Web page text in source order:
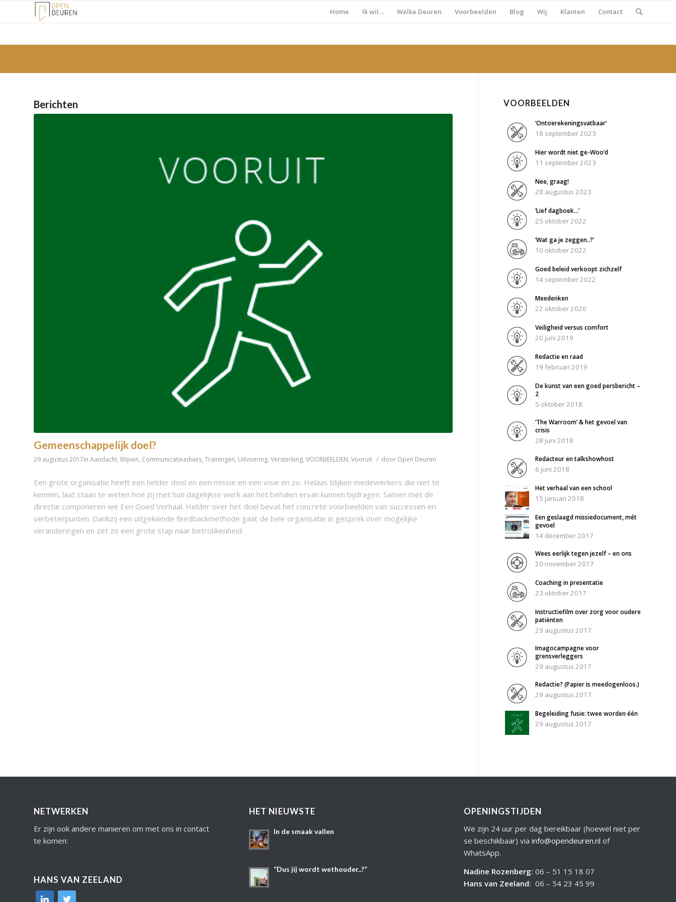
Home Ik wil… Welke Deuren Voorbeelden Blog Wij Klanten Contact
Berichten
Gemeenschappelijk doel?
29 augustus 2017in Aandacht, Blijven, Communicatieadvies, Trainingen, Uitvoering, Versterking, VOORBEELDEN, Vooruit / door Open Deuren
Een grote organisatie heeft een helder doel en een missie en een visie en zo. Helaas blijken medewerkers die niet te
kennen, laat staan te weten hoe zij met hun dagelijkse werk aan het behalen ervan kunnen bijdragen. Samen met de
directie componeren we Een Goed Verhaal. Helder over het doel bevat het concrete voorbeelden van successen en
verbeterpunten. Dankzij een uitgekiende feedbackmethode gaat de hele organisatie in gesprek over mogelijke
veranderingen en zet zo een grote stap naar betrokkenheid.
VOORBEELDEN
‘Ontoerekeningsvatbaar’
18 september 2023
Hier wordt niet ge-Woo’d
11 september 2023
Nee, graag!
28 augustus 2023
‘Lief dagboek…’
25 oktober 2022
‘Wat ga je zeggen..?’
10 oktober 2022
Goed beleid verkoopt zichzelf
14 september 2022
Meedenken
22 oktober 2020
Veiligheid versus comfort
20 juni 2019
Redactie en raad
19 februari 2019
De kunst van een goed persbericht –
2
5 oktober 2018
‘The Warroom’ & het gevoel van
crisis
28 juni 2018
Redacteur en talkshowhost
6 juni 2018
Het verhaal van een school
15 januari 2018
Een geslaagd missiedocument, mét
gevoel
14 december 2017
Wees eerlijk tegen jezelf – en ons
20 november 2017
Coaching in presentatie
23 oktober 2017
Instructiefilm over zorg voor oudere
patiënten
29 augustus 2017
Imagocampagne voor
grensverleggers
29 augustus 2017
Redactie? (Papier is meedogenloos.)
29 augustus 2017
Begeleiding fusie: twee worden één
29 augustus 2017
NETWERKEN
Er zijn ook andere manieren om met ons in contact
te komen:
HANS VAN ZEELAND
linkedin
twitter
HET NIEUWSTE
In de smaak vallen
“Dus jíj wordt wethouder..?”
OPENINGSTIJDEN
We zijn 24 uur per dag bereikbaar (hoewel niet per
se beschikbaar) viainfo@opendeuren.nl of
WhatsApp.
Nadine Rozenberg:06 – 51 15 18 07
Hans van Zeeland:06 – 54 23 45 99